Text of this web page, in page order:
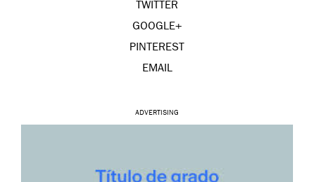
TWITTER
GOOGLE+
PINTEREST
EMAIL
ADVERTISING